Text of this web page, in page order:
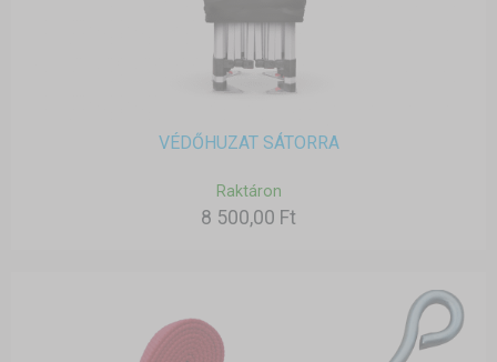
VÉDŐHUZAT SÁTORRA
Raktáron
8 500,00 Ft